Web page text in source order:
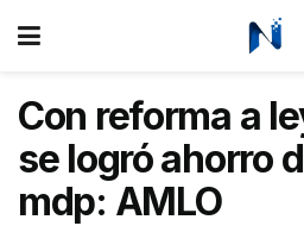
Con reforma a
se logró ahorro
mdp: AMLO